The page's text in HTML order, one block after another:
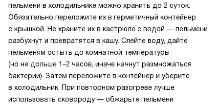
пельмени в холодильнике можно хранить до 2 суток.
Обязательно переложите их в герметичный контейнер
с крышкой. Не храните их в кастрюле с водой — пельмени
разбухнут и превратятся в кашу. Слейте воду, дайте
пельменям остыть до комнатной температуры
(но не дольше 1–2 часов, иначе начнут размножаться
бактерии). Затем переложите в контейнер и уберите
в холодильник. При повторном разогреве лучше
использовать сковороду — обжарьте пельмени